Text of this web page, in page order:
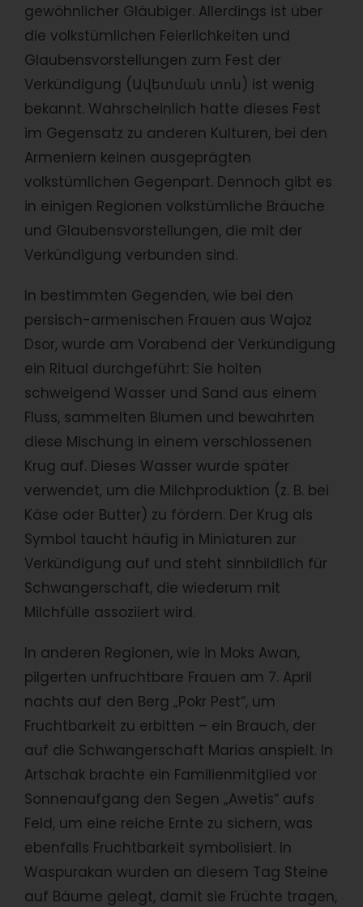
gewöhnlicher Gläubiger. Allerdings ist über
die volkstümlichen Feierlichkeiten und
Glaubensvorstellungen zum Fest der
Verkündigung (Ավետման տոն) ist wenig
bekannt. Wahrscheinlich hatte dieses Fest
im Gegensatz zu anderen Kulturen, bei den
Armeniern keinen ausgeprägten
volkstümlichen Gegenpart. Dennoch gibt es
in einigen Regionen volkstümliche Bräuche
und Glaubensvorstellungen, die mit der
Verkündigung verbunden sind.
In bestimmten Gegenden, wie bei den
persisch-armenischen Frauen aus Wajoz
Dsor, wurde am Vorabend der Verkündigung
ein Ritual durchgeführt: Sie holten
schweigend Wasser und Sand aus einem
Fluss, sammelten Blumen und bewahrten
diese Mischung in einem verschlossenen
Krug auf. Dieses Wasser wurde später
verwendet, um die Milchproduktion (z. B. bei
Käse oder Butter) zu fördern. Der Krug als
Symbol taucht häufig in Miniaturen zur
Verkündigung auf und steht sinnbildlich für
Schwangerschaft, die wiederum mit
Milchfülle assoziiert wird.
In anderen Regionen, wie in Moks Awan,
pilgerten unfruchtbare Frauen am 7. April
nachts auf den Berg „Pokr Pest“, um
Fruchtbarkeit zu erbitten – ein Brauch, der
auf die Schwangerschaft Marias anspielt. In
Artschak brachte ein Familienmitglied vor
Sonnenaufgang den Segen „Awetis“ aufs
Feld, um eine reiche Ernte zu sichern, was
ebenfalls Fruchtbarkeit symbolisiert. In
Waspurakan wurden an diesem Tag Steine
auf Bäume gelegt, damit sie Früchte tragen,